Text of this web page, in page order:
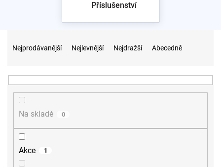
Příslušenství
n
Nejprodávanější Nejlevnější Nejdražší Abecedně
Na skladě 0
Akce 1